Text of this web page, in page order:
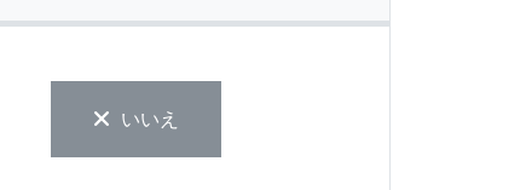
いいえ